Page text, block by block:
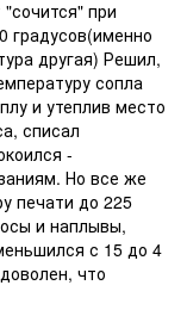
при
градусов(именно
другая) Решил,
сопла
и утеплив место
списал
-
Но все же
печати до 225
и наплывы,
с 15 до 4
что